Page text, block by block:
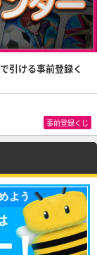
引ける事前登録く
事前登録くじ